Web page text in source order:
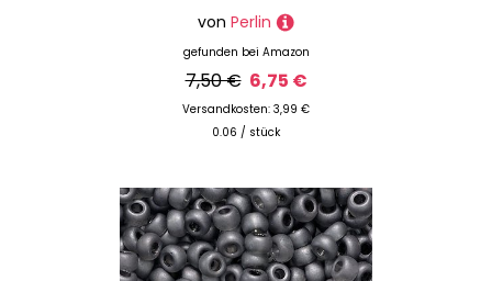
Schmuckherstellungssets
Schmuckverpackungen
Strass-Schmuck
Verschlüsse
Wachsmodelliermaterialien
von Perlin
gefunden bei Amazon
7,50 € 6,75 €
Versandkosten: 3,99 €
0.06 / stück